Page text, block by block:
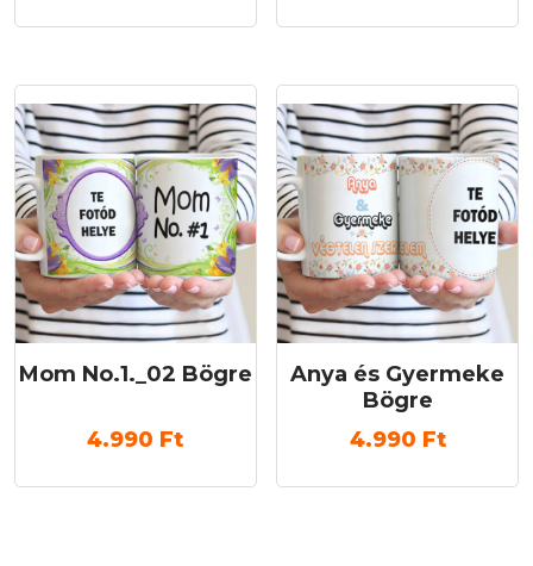
Mom No.1._02 Bögre
4.990 Ft
Anya és Gyermeke
Bögre
4.990 Ft